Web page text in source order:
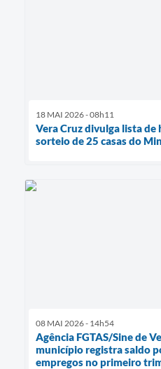
18 MAI 2026 - 08h11
Vera Cruz divulga lista
sorteio de 25 casas do
08 MAI 2026 - 14h54
Agência FGTAS/Sine de
município registra saldo
empregos no primeiro